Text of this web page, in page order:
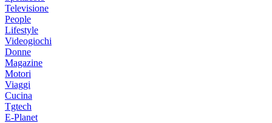
Televisione
People
Lifestyle
Videogiochi
Donne
Magazine
Motori
Viaggi
Cucina
Tgtech
E-Planet